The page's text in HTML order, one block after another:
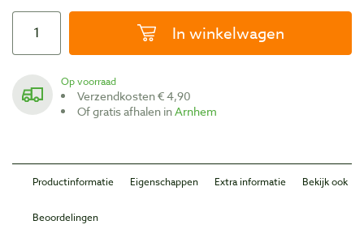
In winkelwagen
Op voorraad
Verzendkosten € 4,90
Of gratis afhalen inArnhem
Productinformatie Eigenschappen Extra informatie Bekijk ook
Beoordelingen